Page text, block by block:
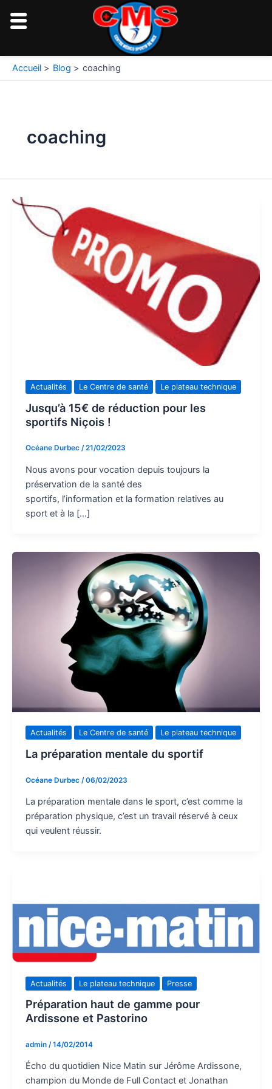
Accueil Blog coaching
coaching
Actualités Le Centre de santé Le plateau technique
Jusqu’à 15€ de réduction pour les
sportifs Niçois !
Océane Durbec /21/02/2023
Nous avons pour vocation depuis toujours la
préservation de la santé des
sportifs, l’information et la formation relatives au
sport et à la […]
Actualités Le Centre de santé Le plateau technique
La préparation mentale du sportif
Océane Durbec /06/02/2023
La préparation mentale dans le sport, c’est comme la
préparation physique, c’est un travail réservé à ceux
qui veulent réussir.
Actualités Le plateau technique Presse
Préparation haut de gamme pour
Ardissone et Pastorino
admin /14/02/2014
Écho du quotidien Nice Matin sur Jérôme Ardissone,
champion du Monde de Full Contact et Jonathan
Pagination